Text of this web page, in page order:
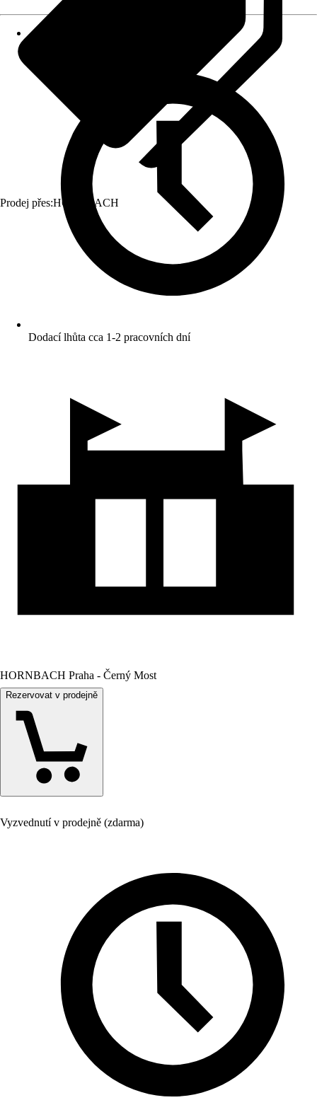
Prodej přes:HORNBACH
Dodací lhůta cca 1-2 pracovních dní
HORNBACH Praha - Černý Most
Rezervovat v prodejně
Vyzvednutí v prodejně (zdarma)